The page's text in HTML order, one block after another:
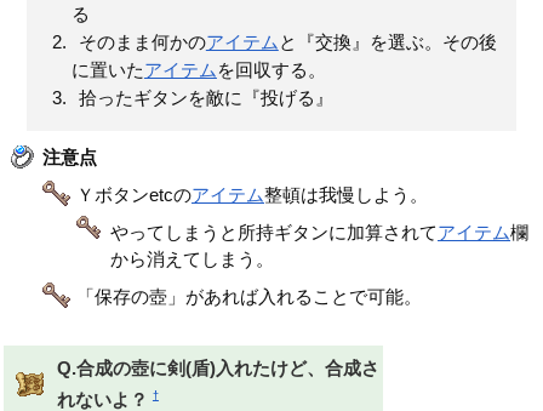
る
そのまま何かのアイテムと『交換』を選ぶ。その後
に置いたアイテムを回収する。
拾ったギタンを敵に『投げる』
注意点
Ｙボタンetcのアイテム整頓は我慢しよう。
やってしまうと所持ギタンに加算されてアイテム欄
から消えてしまう。
「保存の壺」があれば入れることで可能。
Q.合成の壺に剣(盾)入れたけど、合成さ
れないよ？
†